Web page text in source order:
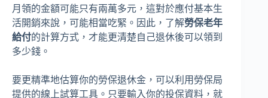
月領的金額可能只有兩萬多元，這對於應付基本生
活開銷來說，可能相當吃緊。因此，了解勞保老年
給付的計算方式，才能更清楚自己退休後可以領到
多少錢。
要更精準地估算你的勞保退休金，可以利用勞保局
提供的線上試算工具。只要輸入你的投保資料，就